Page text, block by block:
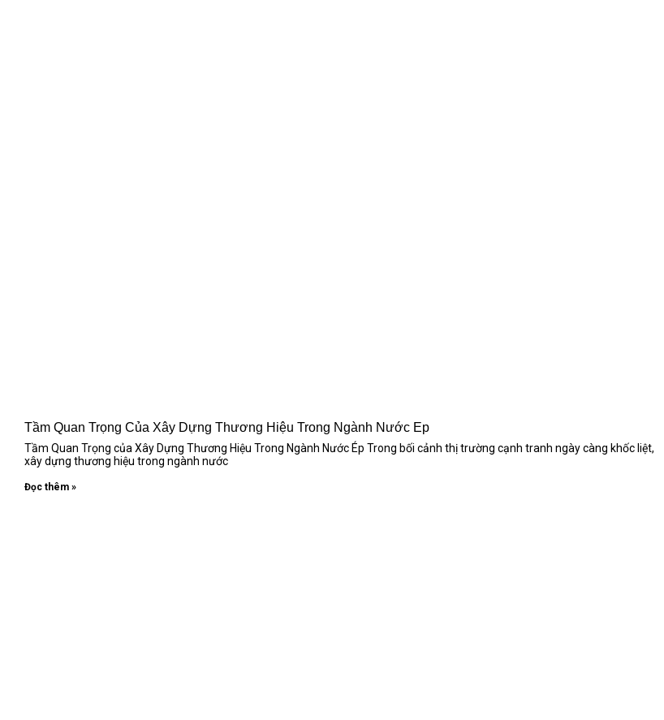
Tầm Quan Trọng Của Xây Dựng Thương Hiệu Trong Ngành Nước Ép
Tầm Quan Trọng của Xây Dựng Thương Hiệu Trong Ngành Nước Ép Trong bối cảnh thị trường cạnh tranh ngày càng khốc liệt,
xây dựng thương hiệu trong ngành nước
Đọc thêm »